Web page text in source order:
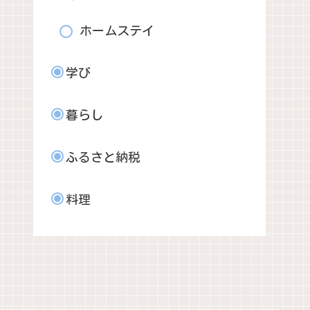
ホームステイ
学び
暮らし
ふるさと納税
料理